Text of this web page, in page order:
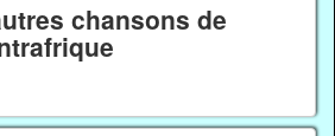
chansons de